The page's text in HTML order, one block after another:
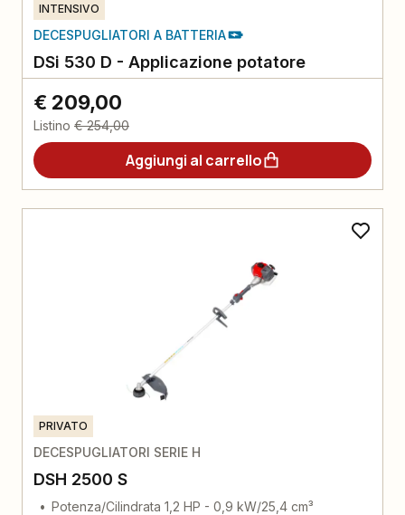
INTENSIVO
DECESPUGLIATORI A BATTERIA
DSi 530 D - Applicazione potatore
€ 209,00
Listino € 254,00
Aggiungi al carrello
PRIVATO
DECESPUGLIATORI SERIE H
DSH 2500 S
Potenza/Cilindrata 1,2 HP - 0,9 kW/25,4 cm³